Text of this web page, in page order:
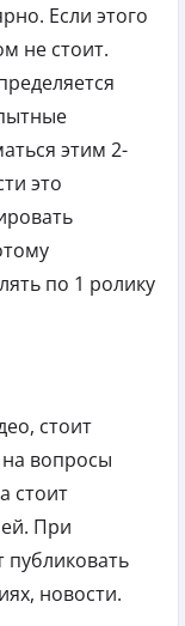
Если этого
не стоит.
этим 2-
это
по 1 ролику
стоит
вопросы
стоит
При
публиковать
новости.